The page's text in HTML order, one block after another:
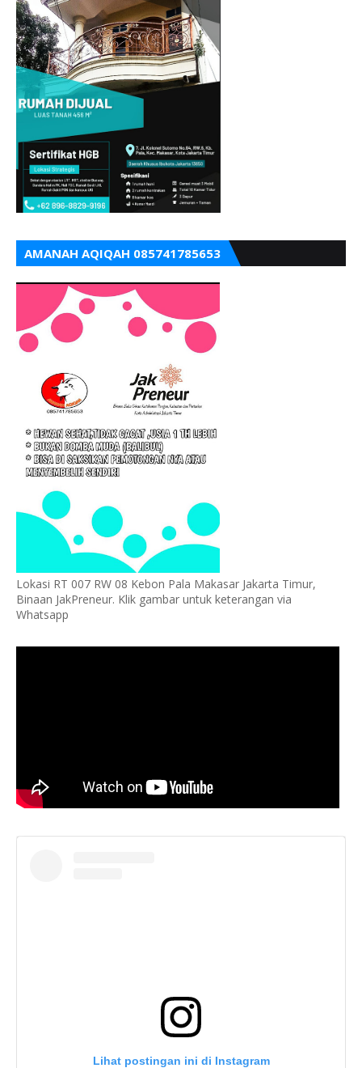
AMANAH AQIQAH 085741785653
Lokasi RT 007 RW 08 Kebon Pala Makasar Jakarta Timur,
Binaan JakPreneur. Klik gambar untuk keterangan via
Whatsapp
Lihat postingan ini di Instagram